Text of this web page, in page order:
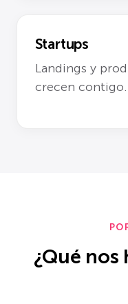
Startups
Landings y
crecen contigo.
¿Qué nos